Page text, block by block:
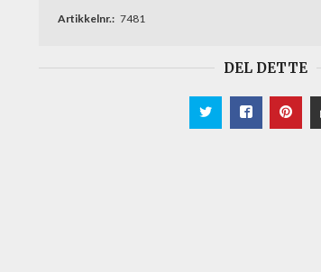
Artikkelnr.: 7481
DEL DETTE